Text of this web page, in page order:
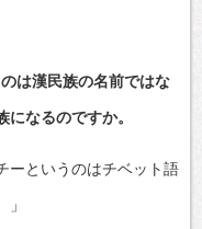
は漢民族の名前ではな
なるのですか。
ーというのはチベット語